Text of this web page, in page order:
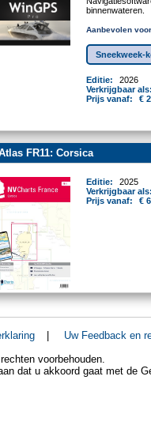
binnenwateren.
Aanbevolen
Sneekweek-
Editie:
2026
Verkrijgbaar
Prijs vanaf:
€
FR11: Corsica
Editie:
2025
Verkrijgbaar
Prijs vanaf:
€
Uw Feedback en
voorbehouden.
dat u akkoord gaat met de